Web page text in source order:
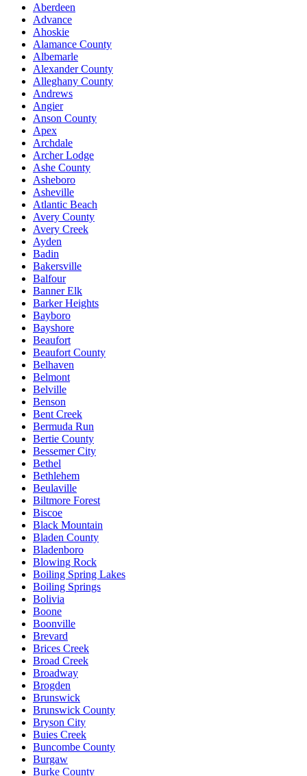
Aberdeen
Advance
Ahoskie
Alamance County
Albemarle
Alexander County
Alleghany County
Andrews
Angier
Anson County
Apex
Archdale
Archer Lodge
Ashe County
Asheboro
Asheville
Atlantic Beach
Avery County
Avery Creek
Ayden
Badin
Bakersville
Balfour
Banner Elk
Barker Heights
Bayboro
Bayshore
Beaufort
Beaufort County
Belhaven
Belmont
Belville
Benson
Bent Creek
Bermuda Run
Bertie County
Bessemer City
Bethel
Bethlehem
Beulaville
Biltmore Forest
Biscoe
Black Mountain
Bladen County
Bladenboro
Blowing Rock
Boiling Spring Lakes
Boiling Springs
Bolivia
Boone
Boonville
Brevard
Brices Creek
Broad Creek
Broadway
Brogden
Brunswick
Brunswick County
Bryson City
Buies Creek
Buncombe County
Burgaw
Burke County